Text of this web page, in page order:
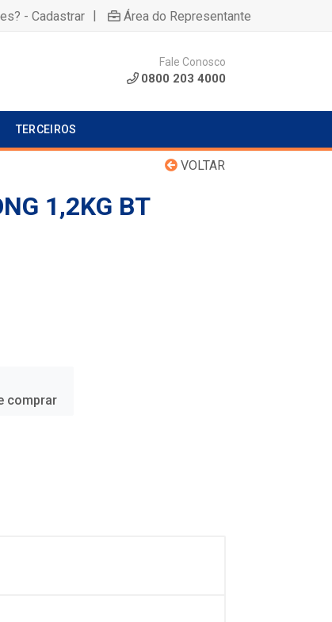
- Cadastrar | Área do Representante
Fale Conosco
0800 203 4000
TERCEIROS
VOLTAR
1,2KG BT
comprar